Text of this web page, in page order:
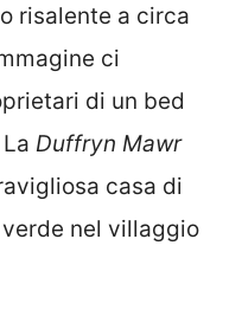
risalente a circa
ci
di un bed
Duffryn Mawr
casa di
nel villaggio